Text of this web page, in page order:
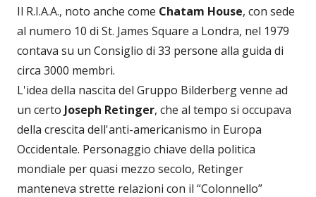
Il R.I.A.A., noto anche come Chatam House, con sede
al numero 10 di St. James Square a Londra, nel 1979
contava su un Consiglio di 33 persone alla guida di
circa 3000 membri.
L'idea della nascita del Gruppo Bilderberg venne ad
un certo Joseph Retinger, che al tempo si occupava
della crescita dell'anti-americanismo in Europa
Occidentale. Personaggio chiave della politica
mondiale per quasi mezzo secolo, Retinger
manteneva strette relazioni con il “Colonnello”